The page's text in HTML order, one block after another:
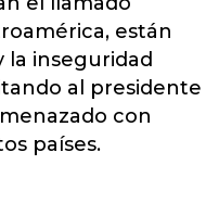
están
la inseguridad
al presidente
con
países.